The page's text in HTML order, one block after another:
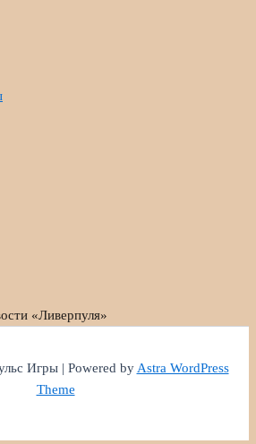
«Ливерпуля»
Игры | Powered byAstra WordPress
Theme